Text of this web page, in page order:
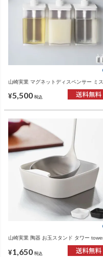
山崎実業 マグネットディスペンサー ミス
スペンサー
¥5,500 税込
山崎実業 陶器 お玉スタンド タワー
キッチン雑貨・タワーシリーズ
¥1,650 税込